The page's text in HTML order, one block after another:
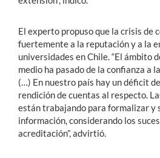
El experto propuso que la crisis de
fuertemente a la reputación y a la
universidades en Chile. “El ámbito
medio ha pasado de la confianza a
(…) En nuestro país hay un déficit
rendición de cuentas al respecto.
están trabajando para formalizar y
información, considerando los
acreditación”, advirtió.